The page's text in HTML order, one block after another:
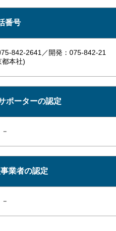
番号
842-2641／開発：075-842-21
都本社)
ポーターの認定
－
業者の認定
－